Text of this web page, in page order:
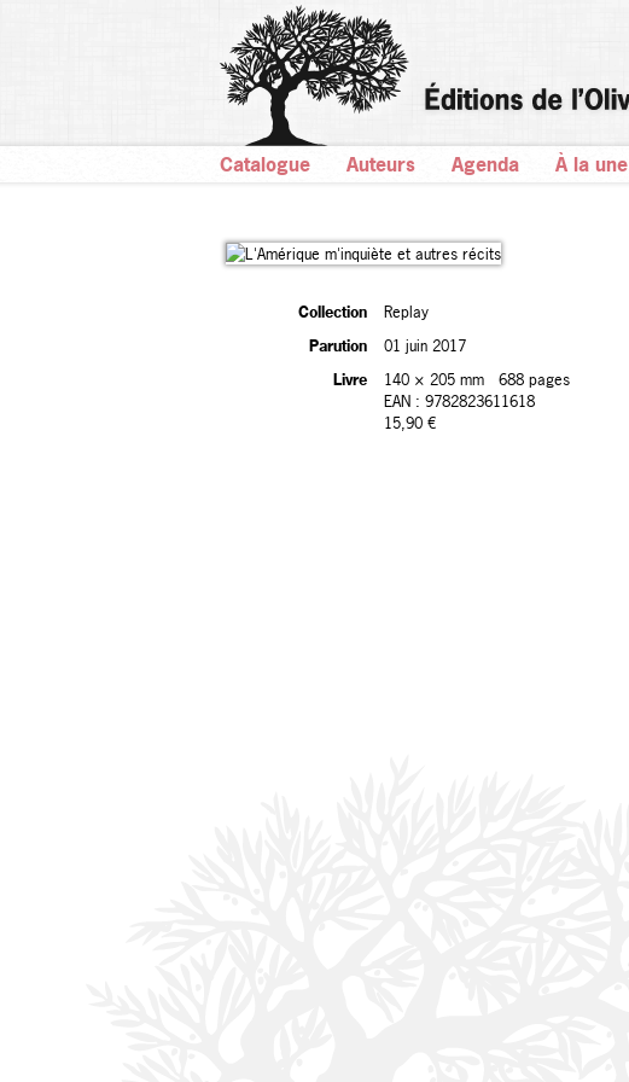
Catalogue Auteurs Agenda À la une
Collection
Replay
Parution
01 juin 2017
Livre
140 × 205 mm
688 pages
EAN : 9782823611618
15,90 €